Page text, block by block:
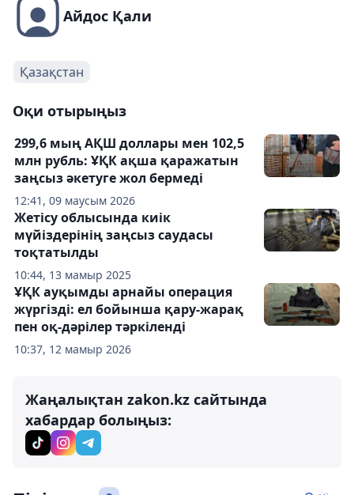
Айдос Қали
Қазақстан
Оқи отырыңыз
12:41, 09 маусым 2026
299,6 мың АҚШ доллары мен 102,5
млн рубль: ҰҚК ақша қаражатын
заңсыз әкетуге жол бермеді
10:44, 13 мамыр 2025
Жетісу облысында киік
мүйіздерінің заңсыз саудасы
тоқтатылды
10:37, 12 мамыр 2026
ҰҚК ауқымды арнайы операция
жүргізді: ел бойынша қару-жарақ
пен оқ-дәрілер тәркіленді
Жаңалықтан zakon.kz сайтында
хабардар болыңыз: